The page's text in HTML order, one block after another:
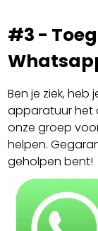
#3 -
Ben je ziek,
apparatuur het
onze groep
helpen.
geholpen bent!